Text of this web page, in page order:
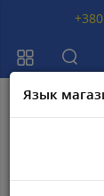
Язык